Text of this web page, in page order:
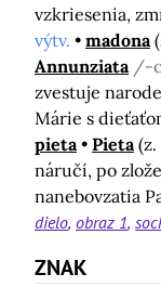
vzkriesenia,
výtv.
madona
Annunziata /-
zvestuje
Márie s
pieta
Pieta
náručí, po
nanebovzatia
dielo obraz 1
ZNAK